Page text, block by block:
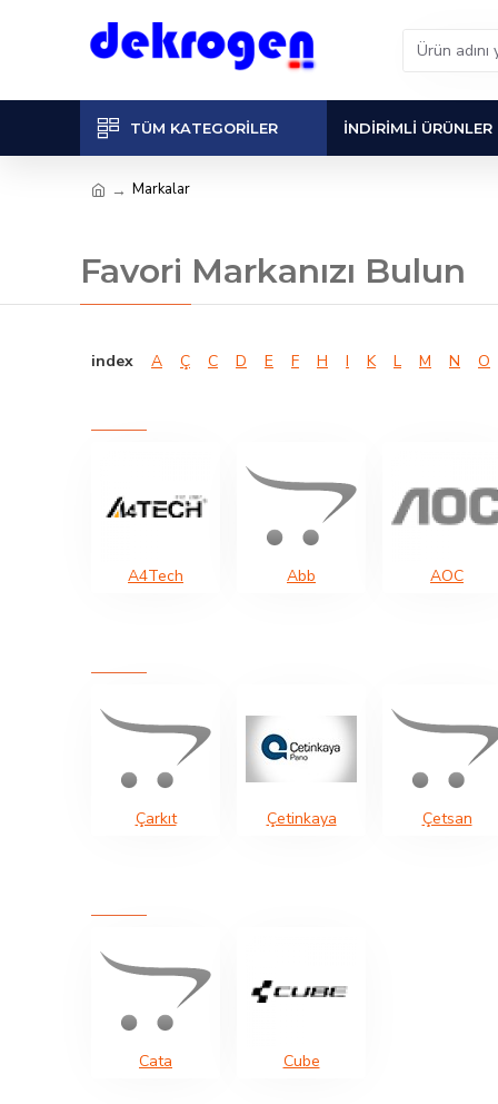
TÜM KATEGORILER İNDIRIMLI ÜRÜNLER
Markalar
Favori Markanızı Bulun
index A Ç C D E F H I K L M N O
A4Tech Abb AOC
Çarkıt Çetinkaya Çetsan
Cata Cube